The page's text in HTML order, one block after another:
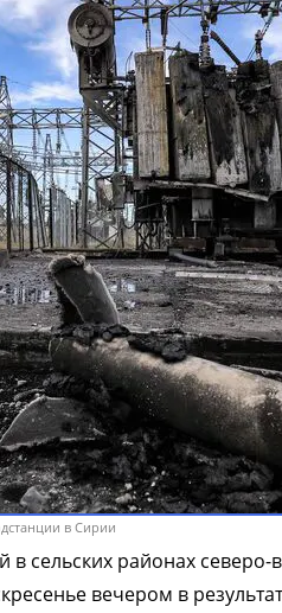
в Сирии
в сельских районах
вечером в